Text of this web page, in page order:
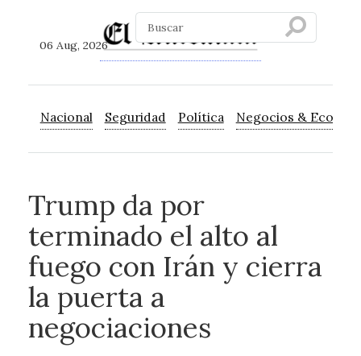
06 Aug, 2026
Nacional Seguridad Política Negocios &
Trump da por
terminado el alto al
fuego con Irán y cierra
la puerta a
negociaciones